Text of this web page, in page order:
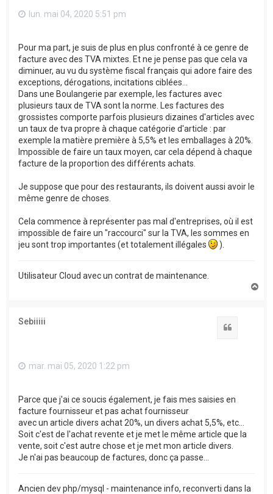
lun. mai 04, 2020 5:51 pm
Pour ma part, je suis de plus en plus confronté à ce genre de
facture avec des TVA mixtes. Et ne je pense pas que cela va
diminuer, au vu du système fiscal français qui adore faire des
exceptions, dérogations, incitations ciblées...
Dans une Boulangerie par exemple, les factures avec
plusieurs taux de TVA sont la norme. Les factures des
grossistes comporte parfois plusieurs dizaines d'articles avec
un taux de tva propre à chaque catégorie d'article : par
exemple la matière première à 5,5% et les emballages à 20%.
Impossible de faire un taux moyen, car cela dépend à chaque
facture de la proportion des différents achats.
Je suppose que pour des restaurants, ils doivent aussi avoir le
même genre de choses.
Cela commence à représenter pas mal d'entreprises, où il est
impossible de faire un "raccourci" sur la TVA, les sommes en
jeu sont trop importantes (et totalement illégales
).
Utilisateur Cloud avec un contrat de maintenance.
Sebiiiii
mar. mai 05, 2020 1:22 pm
Parce que j'ai ce soucis également, je fais mes saisies en
facture fournisseur et pas achat fournisseur
avec un article divers achat 20%, un divers achat 5,5%, etc...
Soit c'est de l'achat revente et je met le même article que la
vente, soit c'est autre chose et je met mon article divers.
Je n'ai pas beaucoup de factures, donc ça passe...
Ancien dev php/mysql - maintenance info, reconverti dans la